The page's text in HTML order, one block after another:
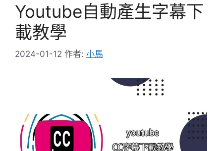
Youtube自動產生字幕下
載教學
2024-01-12 作者: 小馬